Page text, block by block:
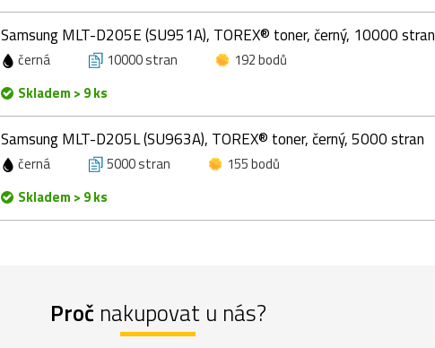
Samsung MLT-D205E (SU951A), TOREX® toner, černý, 10000 stran
černá 10000 stran
192 bodů
Skladem > 9 ks
Samsung MLT-D205L (SU963A), TOREX® toner, černý, 5000 stran
černá 5000 stran
155 bodů
Skladem > 9 ks
Proč nakupovat u nás?